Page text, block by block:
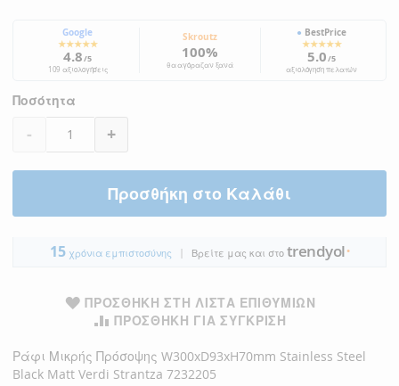
Google
★★★★★
4.8/5
109 αξιολογήσεις
Skroutz
100%
θα αγόραζαν ξανά
● BestPrice
★★★★★
5.0/5
αξιολόγηση πελατών
Ποσότητα
- +
Προσθήκη στο Καλάθι
15χρόνια εμπιστοσύνης | Βρείτε μας και στο trendyol ●
ΠΡΟΣΘΉΚΗ ΣΤΗ ΛΊΣΤΑ ΕΠΙΘΥΜΙΏΝ
ΠΡΟΣΘΉΚΗ ΓΙΑ ΣΎΓΚΡΙΣΗ
Ράφι Μικρής Πρόσοψης W300xD93xH70mm Stainless Steel
Black Matt Verdi Strantza 7232205